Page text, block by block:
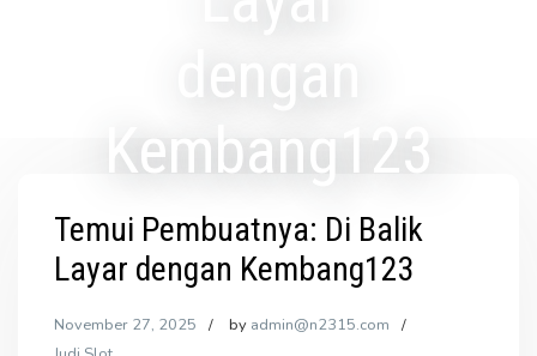
dengan
Kembang123
Temui Pembuatnya: Di Balik
Layar dengan Kembang123
November 27, 2025 by admin@n2315.com